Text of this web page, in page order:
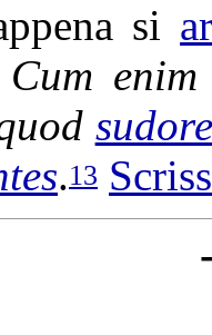
si
Cum
.13